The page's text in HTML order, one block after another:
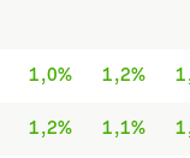
1,0% 1,2%
1,2% 1,1%